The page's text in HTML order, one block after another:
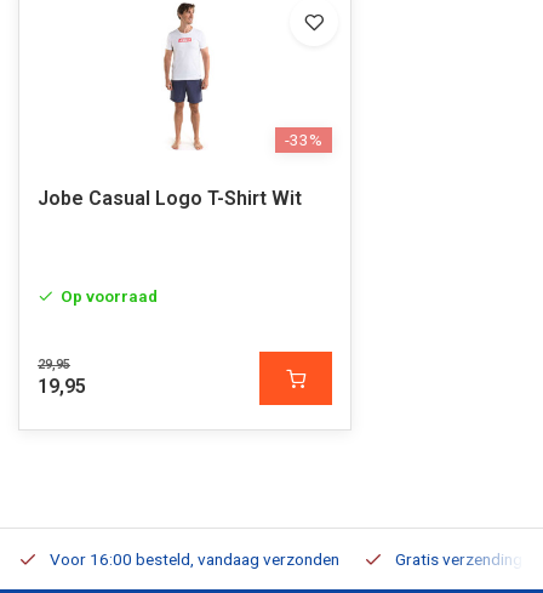
-33%
Jobe Casual Logo T-Shirt Wit
Op voorraad
29,95
19,95
Voor 16:00 besteld, vandaag verzonden Gratis verzending